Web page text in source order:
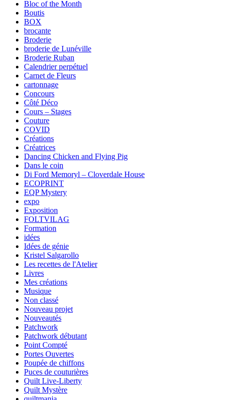
Bloc of the Month
Boutis
BOX
brocante
Broderie
broderie de Lunéville
Broderie Ruban
Calendrier perpétuel
Carnet de Fleurs
cartonnage
Concours
Côté Déco
Cours – Stages
Couture
COVID
Créations
Créatrices
Dancing Chicken and Flying Pig
Dans le coin
Di Ford Memoryl – Cloverdale House
ECOPRINT
EQP Mystery
expo
Exposition
FOLTVILAG
Formation
idées
Idées de génie
Kristel Salgarollo
Les recettes de l'Atelier
Livres
Mes créations
Musique
Non classé
Nouveau projet
Nouveautés
Patchwork
Patchwork débutant
Point Compté
Portes Ouvertes
Poupée de chiffons
Puces de couturières
Quilt Live-Liberty
Quilt Mystère